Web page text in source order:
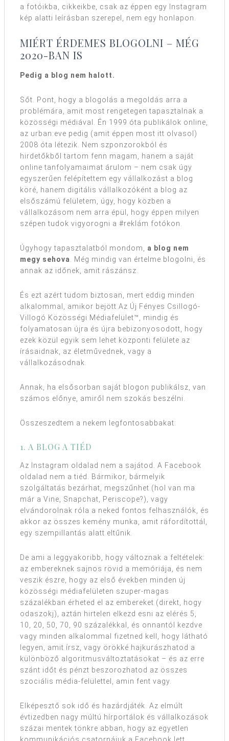
a fotóikba, cikkeikbe, csak az éppen egy Instagram
kép alatti leírásban szerepel, nem egy honlapon.
MIÉRT ÉRDEMES BLOGOLNI – MÉG
2020-BAN IS
Pedig a blog nem halott.
Sőt. Pont, hogy a blogolás a megoldás arra a
problémára, amit most rengetegen tapasztalnak a
közösségi médiával. Én 1999 óta publikálok online,
az urban:eve pedig (amit éppen most itt olvasol)
2008 óta létezik. Nem szponzorokból és
hirdetőkből tartom fenn magam, hanem a saját
online tanfolyamaimat árulom – nem csak úgy
egyszerűen felépítettem egy vállalkozást a blog
köré, hanem digitális vállalkozóként a blog az
elsőszámú felületem, úgy, hogy közben a
vállalkozásom nem arra épül, hogy éppen milyen
szépen tudok vigyorogni a #reklám fotókon.
Úgyhogy tapasztalatból mondom, a blog nem
megy sehova
. Még mindig van értelme blogolni, és
annak az időnek, amit rászánsz.
És ezt azért tudom biztosan, mert eddig minden
alkalommal, amikor bejött Az Új Fényes Csillogó-
Villogó Közösségi Médiafelület™, mindig és
folyamatosan újra és újra bebizonyosodott, hogy
ezek közül egyik sem lehet központi felülete az
írásaidnak, az életművednek, vagy a
vállalkozásodnak.
Annak, ha elsősorban saját blogon publikálsz, van
számos előnye, amiről nem szokás beszélni.
Összeszedtem a nekem legfontosabbakat:
1. A BLOG A TIÉD
Az Instagram oldalad nem a sajátod. A Facebook
oldalad nem a tiéd. Bármikor, bármelyik
szolgáltatás bezárhat, megszűnhet (hol van ma
már a Vine, Snapchat, Periscope?), vagy
elvándorolnak róla a neked fontos felhasználók, és
akkor az összes kemény munka, amit ráfordítottál,
egy szempillantás alatt eltűnik.
De ami a leggyakoribb, hogy változnak a feltételek:
az embereknek sajnos rövid a memóriája, és nem
veszik észre, hogy az első években minden új
közösségi médiafelületen szuper-magas
százalékban érheted el az embereket (direkt, hogy
odaszokj), aztán hirtelen elkezd esni az elérés 5,
10, 20, 50, 70, 90 százalékkal, és onnantól kezdve
vagy minden alkalommal fizetned kell, hogy látható
legyen, amit írsz, vagy örökké hajkurászhatod a
különböző algoritmusváltoztatásokat – és az erre
szánt időt és pénzt beszorozhatod az összes
szociális média-felülettel, amin fent vagy.
Elképesztő sok idő és hazárdjáték. Az elmúlt
évtizedben nagy múltú hírportálok és vállalkozások
százai mentek tönkre abban, hogy az egyetlen